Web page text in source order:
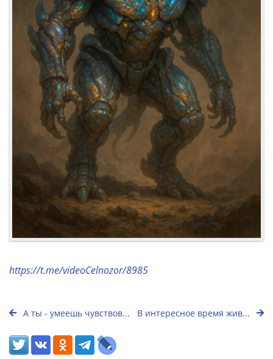
https://t.me/videoCelnozor/8985
А ты - умеешь чувствов... В интересное время жив...